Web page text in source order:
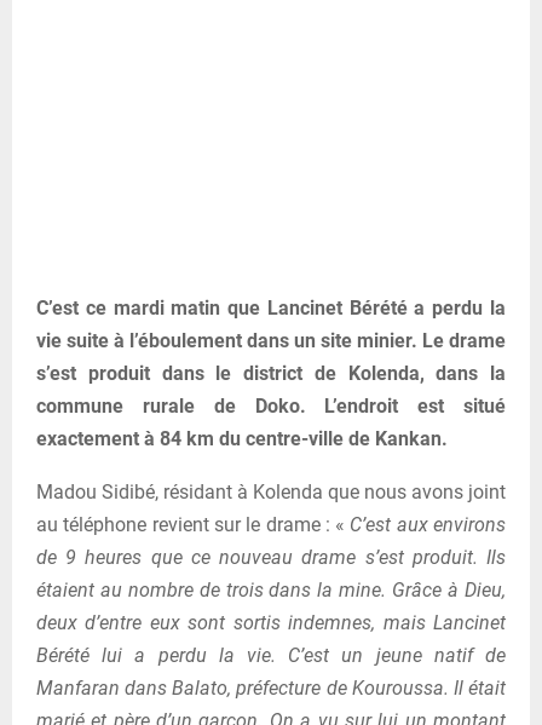
C’est ce mardi matin que Lancinet Bérété a perdu la
vie suite à l’éboulement dans un site minier. Le drame
s’est produit dans le district de Kolenda, dans la
commune rurale de Doko. L’endroit est situé
exactement à 84 km du centre-ville de Kankan.
Madou Sidibé, résidant à Kolenda que nous avons joint
au téléphone revient sur le drame : « C’est aux environs
de 9 heures que ce nouveau drame s’est produit. Ils
étaient au nombre de trois dans la mine. Grâce à Dieu,
deux d’entre eux sont sortis indemnes, mais Lancinet
Bérété lui a perdu la vie. C’est un jeune natif de
Manfaran dans Balato, préfecture de Kouroussa. Il était